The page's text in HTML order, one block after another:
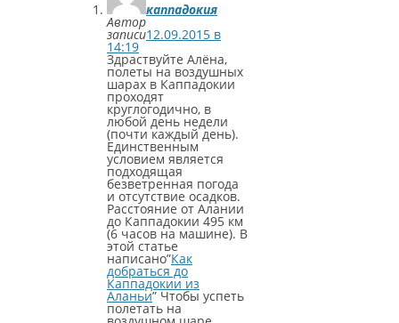
каппадокия
Автор
записи12.09.2015 в
14:19
Здраствуйте Алёна,
полеты на воздушных
шарах в Каппадокии
проходят
круглогодично, в
любой день недели
(почти каждый день).
Единственным
условием является
подходящая
безветренная погода
и отсутствие осадков.
Расстояние от Алании
до Каппадокии 495 км
(6 часов на машине). В
этой статье
написано”Как
добраться до
Каппадокии из
Аланьи” Чтобы успеть
полетать на